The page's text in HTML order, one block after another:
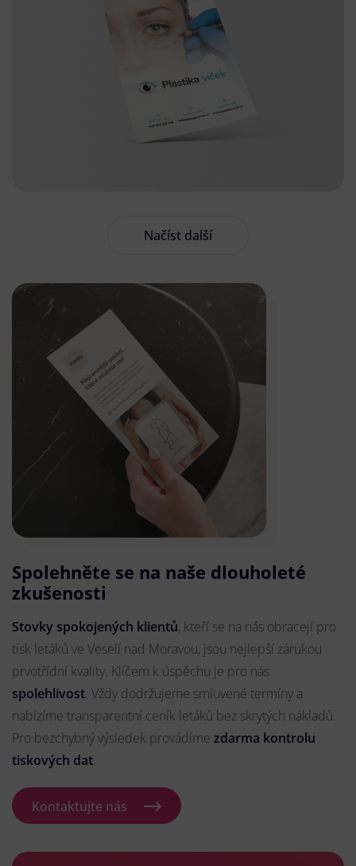
Načíst další
Spolehněte se na naše dlouholeté
zkušenosti
Stovky spokojených klientů, kteří se na nás obracejí pro
tisk letáků ve Veselí nad Moravou, jsou nejlepší zárukou
prvotřídní kvality. Klíčem k úspěchu je pro nás
spolehlivost. Vždy dodržujeme smluvené termíny a
nabízíme transparentní ceník letáků bez skrytých nákladů.
Pro bezchybný výsledek provádíme zdarma kontrolu
tiskových dat.
Kontaktujte nás